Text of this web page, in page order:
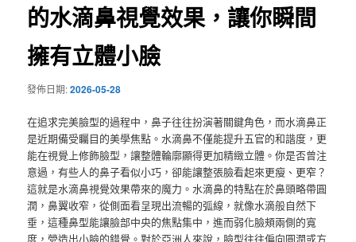
的水滴鼻視覺效果，讓你瞬間
擁有立體小臉
發佈日期:2026-05-28
在追求完美臉型的過程中，鼻子往往扮演著關鍵角色，而水滴鼻正
是近期備受矚目的美學焦點。水滴鼻不僅能提升五官的和諧度，更
能在視覺上修飾臉型，讓整體輪廓顯得更加精緻立體。你是否曾注
意過，有些人的鼻子看似小巧，卻能讓整張臉看起來更瘦、更窄？
這就是水滴鼻視覺效果帶來的魔力。水滴鼻的特點在於鼻頭略帶圓
潤，鼻翼收窄，從側面看呈現出流暢的弧線，就像水滴般自然下
垂，這種鼻型能讓臉部中央的焦點集中，進而弱化臉頰兩側的寬
度，營造出小臉的錯覺。對於亞洲人來說，臉型往往偏向圓潤或方